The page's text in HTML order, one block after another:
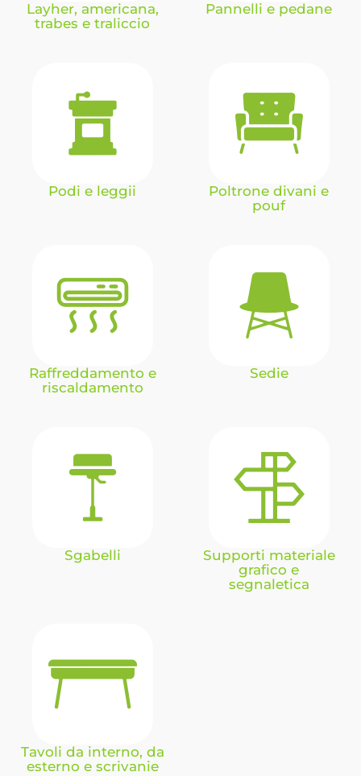
Layher, americana,
trabes e traliccio
Pannelli e pedane
Podi e leggii
Poltrone divani e
pouf
Raffreddamento e
riscaldamento
Sedie
Sgabelli
Supporti materiale
grafico e
segnaletica
Tavoli da interno, da
esterno e scrivanie